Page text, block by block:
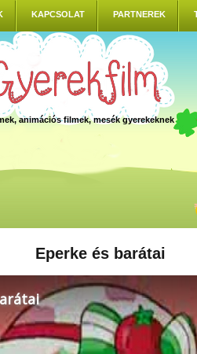
KAPCSOLAT PARTNEREK
animációs filmek, mesék gyerekeknek
Eperke és barátai